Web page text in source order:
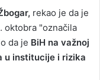
rekao je da je
oktobra "označila
da je BiH na važnoj
u institucije i rizika